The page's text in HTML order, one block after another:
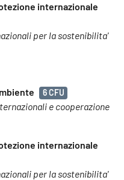
internazionale
per la sostenibilita'
6 CFU
e cooperazione
internazionale
per la sostenibilita'